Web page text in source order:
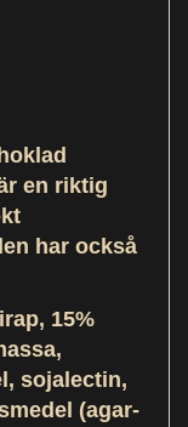
en riktig
har också
15%
sojalectin,
(agar-